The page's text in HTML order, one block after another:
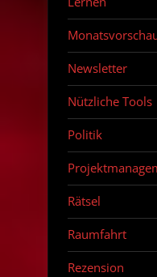
Newsletter
Nützliche Tools
Politik
Rätsel
Raumfahrt
Rezension